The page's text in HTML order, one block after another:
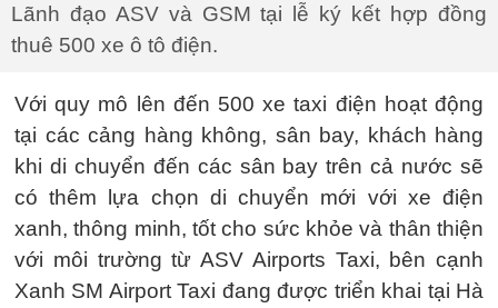
Lãnh đạo ASV và GSM tại lễ ký kết hợp đồng
thuê 500 xe ô tô điện.
Với quy mô lên đến 500 xe taxi điện hoạt động
tại các cảng hàng không, sân bay, khách hàng
khi di chuyển đến các sân bay trên cả nước sẽ
có thêm lựa chọn di chuyển mới với xe điện
xanh, thông minh, tốt cho sức khỏe và thân thiện
với môi trường từ ASV Airports Taxi, bên cạnh
Xanh SM Airport Taxi đang được triển khai tại Hà